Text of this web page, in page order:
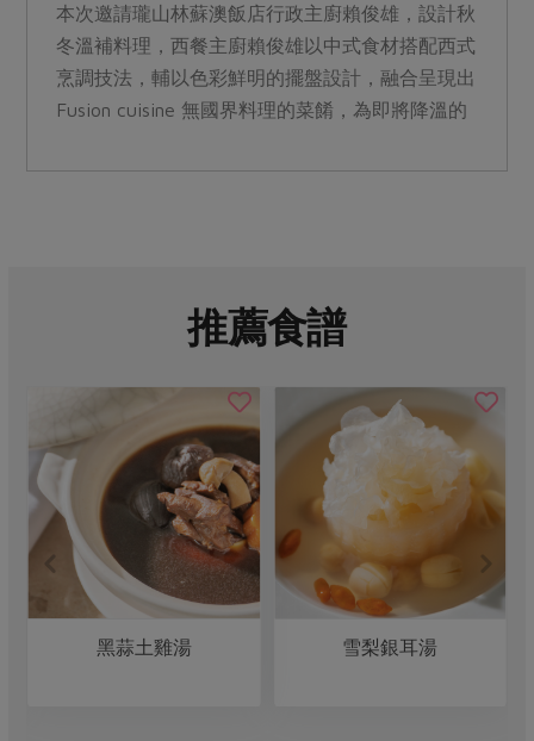
本次邀請瓏山林蘇澳飯店行政主廚賴俊雄，設計秋
冬溫補料理，西餐主廚賴俊雄以中式食材搭配西式
烹調技法，輔以色彩鮮明的擺盤設計，融合呈現出
Fusion cuisine 無國界料理的菜餚，為即將降溫的
推薦食譜
黑蒜土雞湯 雪梨銀耳湯